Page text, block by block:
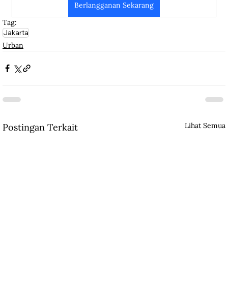
Berlangganan Sekarang
Tag:
Jakarta
Urban
Postingan Terkait Lihat Semua